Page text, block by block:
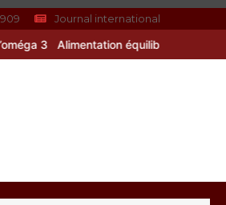
Journal international
équilibrée : ses bienfaits pour une
0 10 minutes